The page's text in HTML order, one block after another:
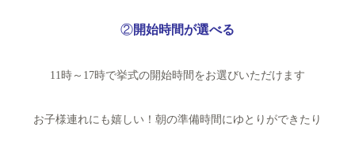
②開始時間が選べる
11時～17時で挙式の開始時間をお選びいただけます
お子様連れにも嬉しい！朝の準備時間にゆとりができたり